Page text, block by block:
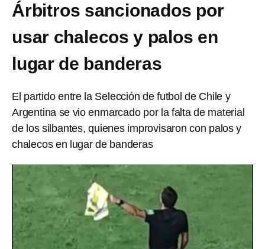
Árbitros sancionados por
usar chalecos y palos en
lugar de banderas
El partido entre la Selección de futbol de Chile y
Argentina se vio enmarcado por la falta de material
de los silbantes, quienes improvisaron con palos y
chalecos en lugar de banderas